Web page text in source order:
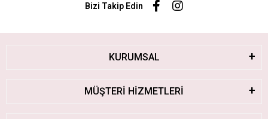
Bizi Takip Edin
KURUMSAL
MÜŞTERİ HİZMETLERİ